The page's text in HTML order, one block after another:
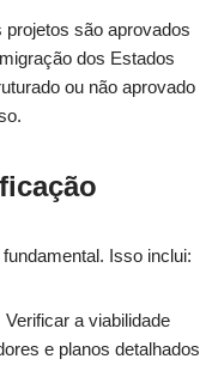
projetos são aprovados
dos Estados
ou não aprovado
Isso inclui:
Verificar a viabilidade
e planos detalhados